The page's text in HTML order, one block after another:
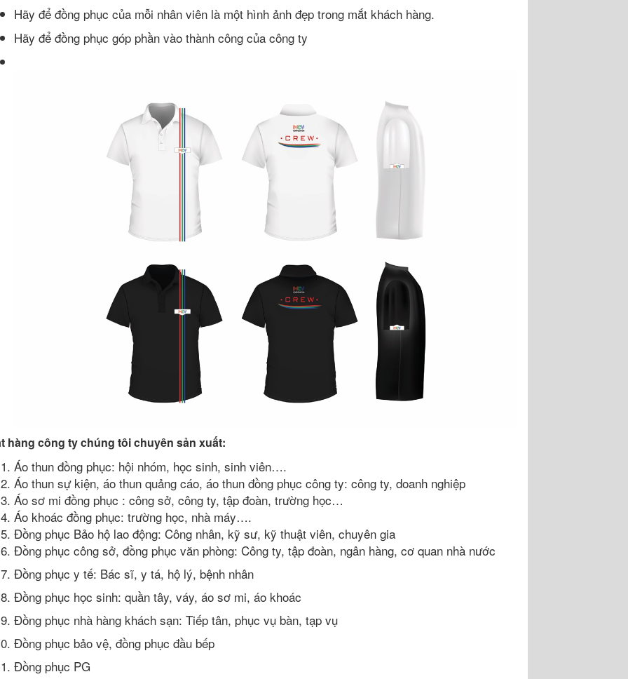
Hãy để đồng phục của mỗi nhân viên là một hình ảnh đẹp trong mắt khách hàng.
Hãy để đồng phục góp phần vào thành công của công ty
hàng công ty chúng tôi chuyên sản xuất:
Áo thun đồng phục: hội nhóm, học sinh, sinh viên….
Áo thun sự kiện, áo thun quảng cáo, áo thun đồng phục công ty: công ty, doanh nghiệp
Áo sơ mi đồng phục : công sở, công ty, tập đoàn, trường học…
Áo khoác đồng phục: trường học, nhà máy….
Đồng phục Bảo hộ lao động: Công nhân, kỹ sư, kỹ thuật viên, chuyên gia
Đồng phục công sở, đồng phục văn phòng: Công ty, tập đoàn, ngân hàng, cơ quan nhà nước
Đồng phục y tế: Bác sĩ, y tá, hộ lý, bệnh nhân
Đồng phục học sinh: quần tây, váy, áo sơ mi, áo khoác
Đồng phục nhà hàng khách sạn: Tiếp tân, phục vụ bàn, tạp vụ
Đồng phục bảo vệ, đồng phục đầu bếp
Đồng phục PG